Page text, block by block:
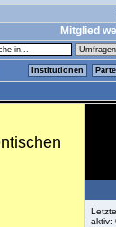
Mitglied
Institutionen
aktiv: